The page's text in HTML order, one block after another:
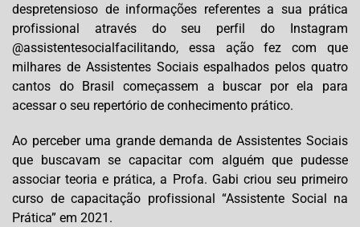
despretensioso de informações referentes a sua prática
profissional através do seu perfil do Instagram
@assistentesocialfacilitando, essa ação fez com que
milhares de Assistentes Sociais espalhados pelos quatro
cantos do Brasil começassem a buscar por ela para
acessar o seu repertório de conhecimento prático.
Ao perceber uma grande demanda de Assistentes Sociais
que buscavam se capacitar com alguém que pudesse
associar teoria e prática, a Profa. Gabi criou seu primeiro
curso de capacitação profissional “Assistente Social na
Prática” em 2021.